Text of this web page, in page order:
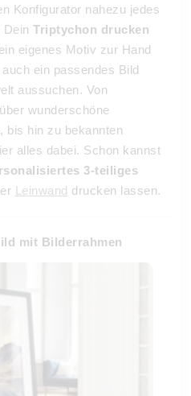
Konfigurator nahezu jedes
Dein Triptychon drucken
eigenes Motiv zur Hand
ein passendes Bild
aussuchen. Von
wunderschöne
bis hin zu bekannten
alles dabei. Schon kannst
3-teiliges
Leinwand drucken lassen.
mit Bilderrahmen